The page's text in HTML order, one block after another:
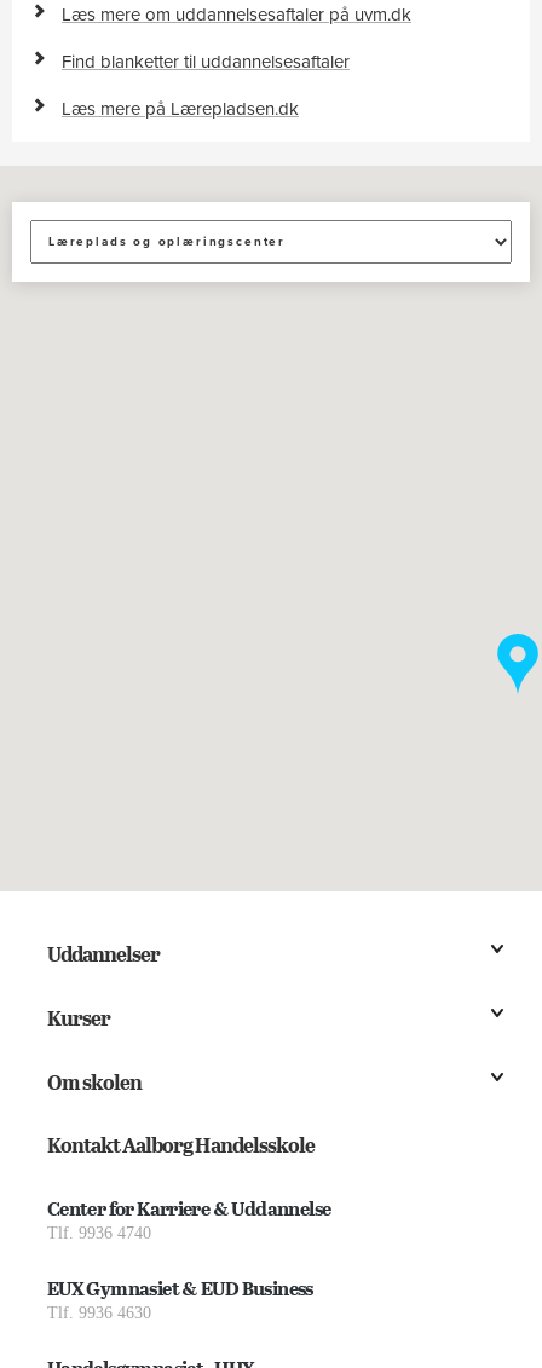
Læs mere om uddannelsesaftaler på uvm.dk
Find blanketter til uddannelsesaftaler
Læs mere på Lærepladsen.dk
Uddannelser
Kurser
Om skolen
Kontakt Aalborg Handelsskole
Center for Karriere & Uddannelse
Tlf. 9936 4740
EUX Gymnasiet & EUD Business
Tlf. 9936 4630